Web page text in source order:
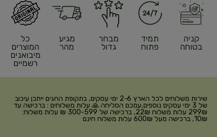
קניה
בטוחה
תמיד
פתוח
מבחר
גדול
מגיע
מהר
כל
המוצרים
מיבואנים
רשמיים
שירות משלוחים לכל הארץ 2-6 ימי עסקים, בתקופת החגים ייתכן עיכוב
של 3 ימי עסקים נוספים,עמכם הסליחה 🙏 עלות משלוחים : ברכישה עד
299₪ עלות משלוח 22₪, ברכישה של 300-599 ₪ עלות משלוח:
10₪, ברכישה מעל 600₪ עלות משלוח חינם